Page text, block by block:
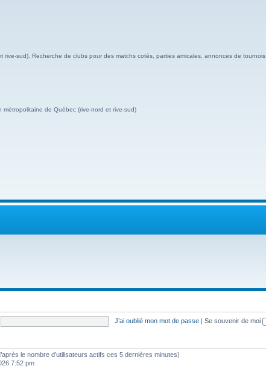
sud). Recherche de clubs pour des matchs cotés, parties amicales, annonces de tournois.
de Québec (rive-nord et rive-sud)
J’ai oublié mon mot de passe | Se souvenir de moi
le nombre d’utilisateurs actifs ces 5 dernières minutes)
7:52 pm